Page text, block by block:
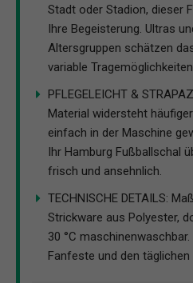
Stadt oder Stadion, dieser
Ihre Begeisterung. Ultras
Altersgruppen schätzen
variable
PFLEGELEICHT &
Material widersteht
einfach in der Maschine
Ihr Hamburg Fußballschal
frisch und ansehnlich.
TECHNISCHE DETAILS:
Strickware aus Polyester,
30 °C
Fanfeste und den täglichen